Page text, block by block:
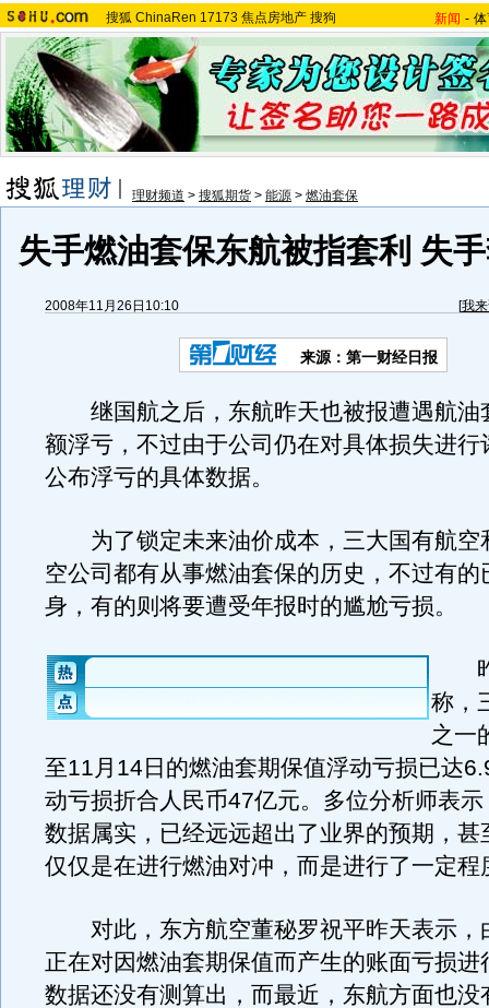
搜狐 ChinaRen 17173 焦点房地产 搜狗 新闻 -
理财频道 > 搜狐期货 > 能源 > 燃油套保
失手燃油套保东航被指套利 失
2008年11月26日10:10 [我
来源： 第一财经日报
继国航之后，东航昨天也被报遭遇航油
额浮亏，不过由于公司仍在对具体损失进行
公布浮亏的具体数据。
为了锁定未来油价成本，三大国有航空
空公司都有从事燃油套保的历史，不过有的
身，有的则将要遭受年报时的尴尬亏损。
昨
称，
之一
至11月14日的燃油套期保值浮动亏损已达
动亏损折合人民币47亿元。多位分析师表
数据属实，已经远远超出了业界的预期，甚
仅仅是在进行燃油对冲，而是进行了一定程
对此，东方航空董秘罗祝平昨天表示，
正在对因燃油套期保值而产生的账面亏损进
数据还没有测算出，而最近，东航方面也没